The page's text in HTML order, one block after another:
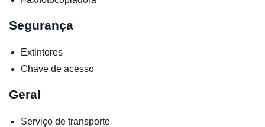
Segurança
Extintores
Chave de acesso
Geral
Serviço de transporte